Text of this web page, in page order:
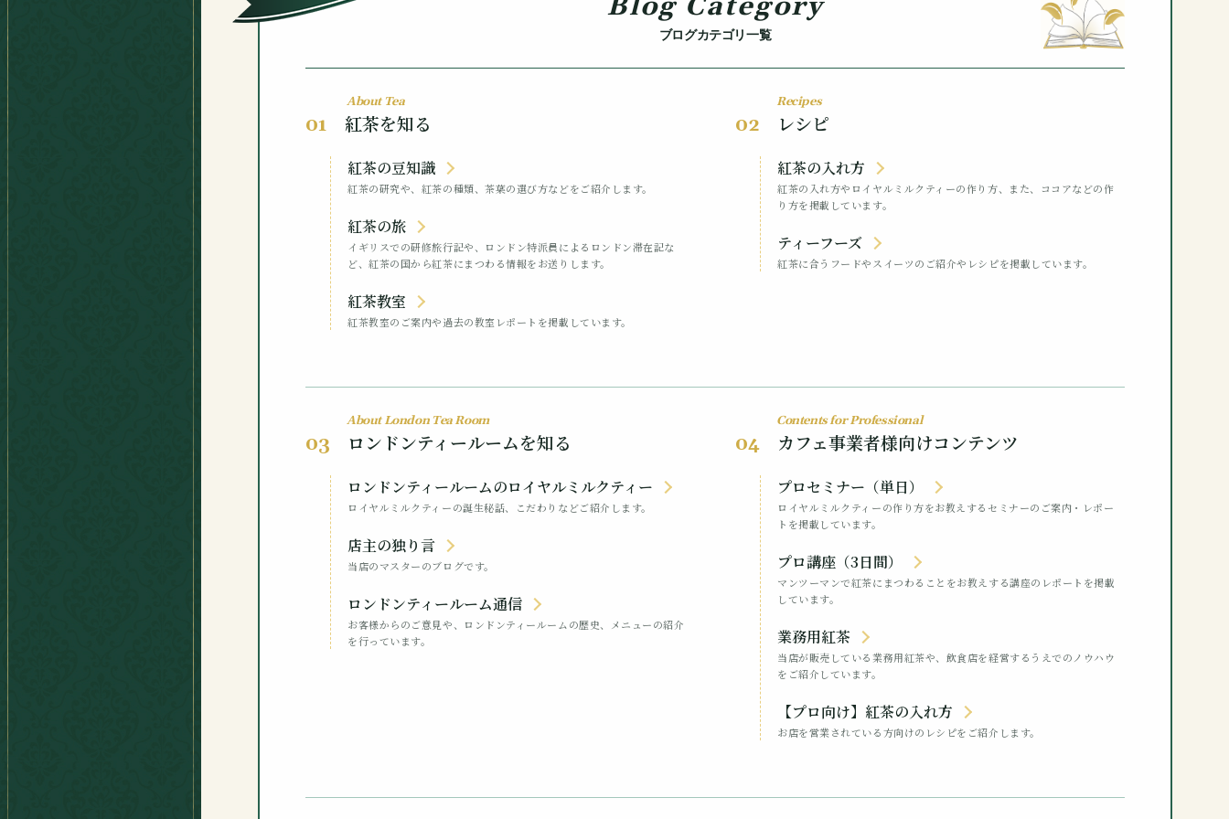
Blog Category
ブログカテゴリ一覧
About Tea
01 紅茶を知る
紅茶の豆知識
紅茶の研究や、紅茶の種類、茶葉の選び方などをご紹介します。
紅茶の旅
イギリスでの研修旅行記や、ロンドン特派員によるロンドン滞在記な
ど、紅茶の国から紅茶にまつわる情報をお送りします。
紅茶教室
紅茶教室のご案内や過去の教室レポートを掲載しています。
Recipes
02 レシピ
紅茶の入れ方
紅茶の入れ方やロイヤルミルクティーの作り方、また、ココアなどの作
り方を掲載しています。
ティーフーズ
紅茶に合うフードやスイーツのご紹介やレシピを掲載しています。
About London Tea Room
03 ロンドンティールームを知る
ロンドンティールームのロイヤルミルクティー
ロイヤルミルクティーの誕生秘話、こだわりなどご紹介します。
店主の独り言
当店のマスターのブログです。
ロンドンティールーム通信
お客様からのご意見や、ロンドンティールームの歴史、メニューの紹介
を行っています。
Contents for Professional
04 カフェ事業者様向けコンテンツ
プロセミナー（単日）
ロイヤルミルクティーの作り方をお教えするセミナーのご案内・レポー
トを掲載しています。
プロ講座（3日間）
マンツーマンで紅茶にまつわることをお教えする講座のレポートを掲載
しています。
業務用紅茶
当店が販売している業務用紅茶や、飲食店を経営するうえでのノウハウ
をご紹介しています。
【プロ向け】紅茶の入れ方
お店を営業されている方向けのレシピをご紹介します。